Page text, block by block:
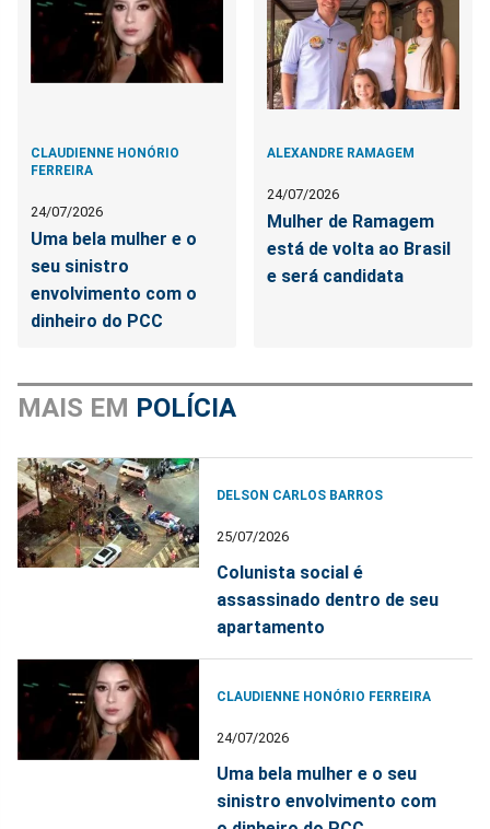
CLAUDIENNE HONÓRIO
FERREIRA
24/07/2026
Uma bela mulher e o
seu sinistro
envolvimento com o
dinheiro do PCC
ALEXANDRE RAMAGEM
24/07/2026
Mulher de Ramagem
está de volta ao Brasil
e será candidata
MAIS EM POLÍCIA
DELSON CARLOS BARROS
25/07/2026
Colunista social é
assassinado dentro de seu
apartamento
CLAUDIENNE HONÓRIO FERREIRA
24/07/2026
Uma bela mulher e o seu
sinistro envolvimento com